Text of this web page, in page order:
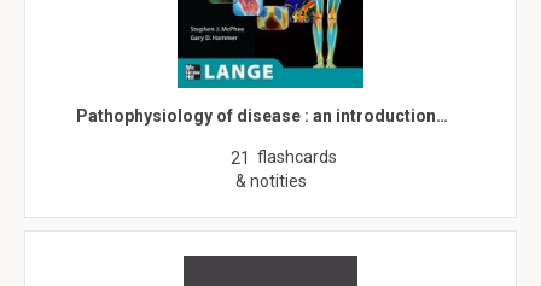
Pathophysiology of disease : an introduction…
21 flashcards
& notities